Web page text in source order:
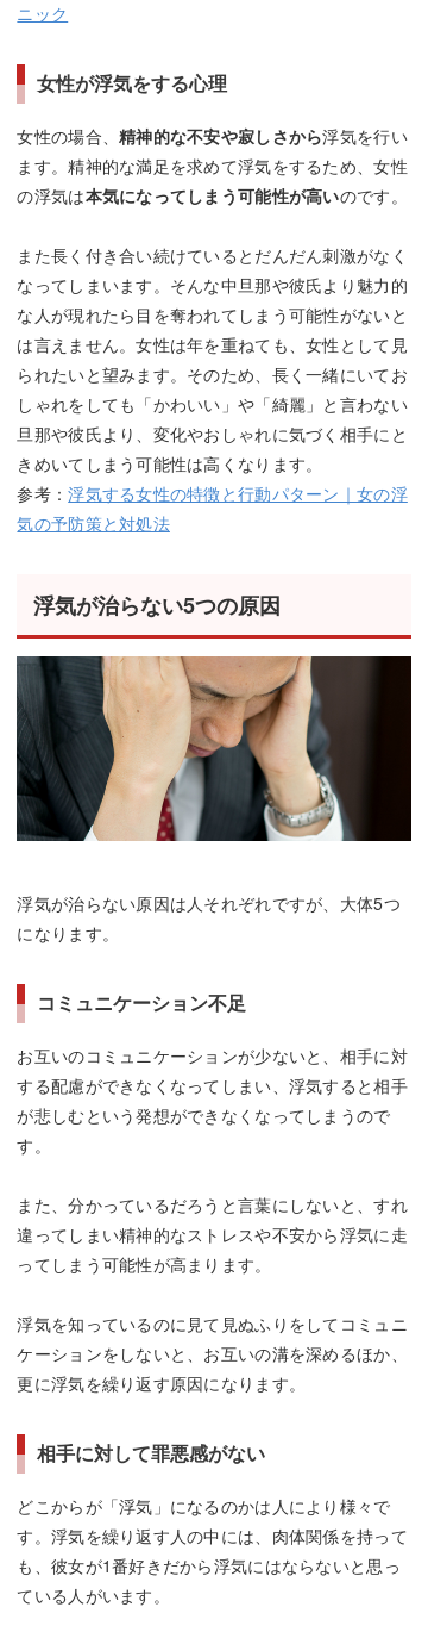
ニック
女性が浮気をする心理
女性の場合、精神的な不安や寂しさから浮気を行い
ます。精神的な満足を求めて浮気をするため、女性
の浮気は本気になってしまう可能性が高いのです。
また長く付き合い続けているとだんだん刺激がなく
なってしまいます。そんな中旦那や彼氏より魅力的
な人が現れたら目を奪われてしまう可能性がないと
は言えません。女性は年を重ねても、女性として見
られたいと望みます。そのため、長く一緒にいてお
しゃれをしても「かわいい」や「綺麗」と言わない
旦那や彼氏より、変化やおしゃれに気づく相手にと
きめいてしまう可能性は高くなります。
参考：浮気する女性の特徴と行動パターン｜女の浮
気の予防策と対処法
浮気が治らない5つの原因
浮気が治らない原因は人それぞれですが、大体5つ
になります。
コミュニケーション不足
お互いのコミュニケーションが少ないと、相手に対
する配慮ができなくなってしまい、浮気すると相手
が悲しむという発想ができなくなってしまうので
す。
また、分かっているだろうと言葉にしないと、すれ
違ってしまい精神的なストレスや不安から浮気に走
ってしまう可能性が高まります。
浮気を知っているのに見て見ぬふりをしてコミュニ
ケーションをしないと、お互いの溝を深めるほか、
更に浮気を繰り返す原因になります。
相手に対して罪悪感がない
どこからが「浮気」になるのかは人により様々で
す。浮気を繰り返す人の中には、肉体関係を持って
も、彼女が1番好きだから浮気にはならないと思っ
ている人がいます。